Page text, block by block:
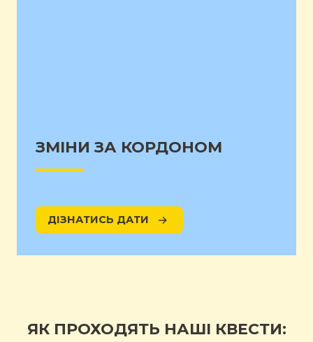
ЗМІНИ ЗА КОРДОНОМ
ДІЗНАТИСЬ ДАТИ
ЯК ПРОХОДЯТЬ НАШІ КВЕСТИ: